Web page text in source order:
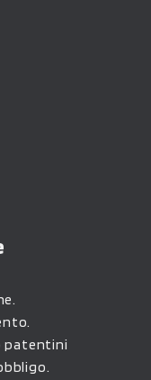
patentini